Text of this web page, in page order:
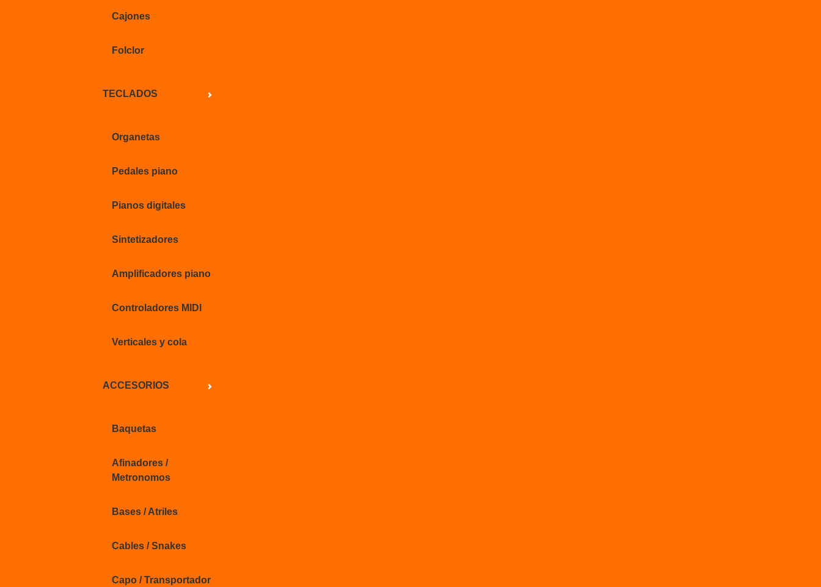
Cajones
Folclor
TECLADOS
Organetas
Pedales piano
Pianos digitales
Sintetizadores
Amplificadores piano
Controladores MIDI
Verticales y cola
ACCESORIOS
Baquetas
Afinadores /
Metronomos
Bases / Atriles
Cables / Snakes
Capo / Transportador